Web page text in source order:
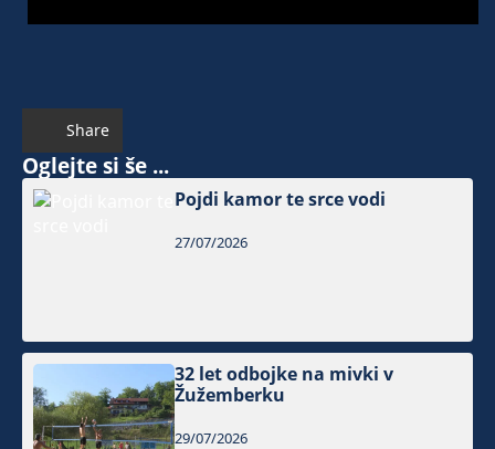
Share
Oglejte si še ...
Pojdi kamor te srce vodi
27/07/2026
32 let odbojke na mivki v
Žužemberku
29/07/2026